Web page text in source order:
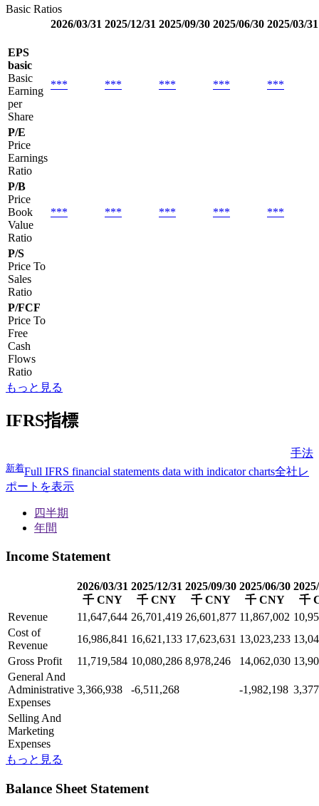
Basic Ratios
2026/03/31 2025/12/31 2025/09/30 2025/06/30 2025/03/31
EPS
basic
Basic
Earning
per
Share
*** *** *** *** ***
P/E
Price
Earnings
Ratio
P/B
Price
Book
Value
Ratio
*** *** *** *** ***
P/S
Price To
Sales
Ratio
P/FCF
Price To
Free
Cash
Flows
Ratio
もっと見る
IFRS指標
手法
新着Full IFRS financial statements data with indicator charts全社レ
ポートを表示
四半期
年間
Income Statement
2026/03/31
千 CNY
2025/12/31
千 CNY
2025/09/30
千 CNY
2025/06/30
千 CNY
千
Revenue
11,647,644 26,701,419 26,601,877 11,867,002
Cost of
Revenue
16,986,841 16,621,133 17,623,631 13,023,233
Gross Profit
11,719,584 10,080,286 8,978,246 14,062,030
General And
Administrative
Expenses
3,366,938 -6,511,268 -1,982,198
Selling And
Marketing
Expenses
もっと見る
Balance Sheet Statement